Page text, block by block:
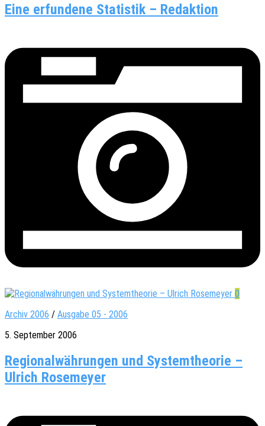
Eine erfundene Statistik – Redaktion
0
Archiv 2006 / Ausgabe 05 - 2006
5. September 2006
Regionalwährungen und Systemtheorie –
Ulrich Rosemeyer